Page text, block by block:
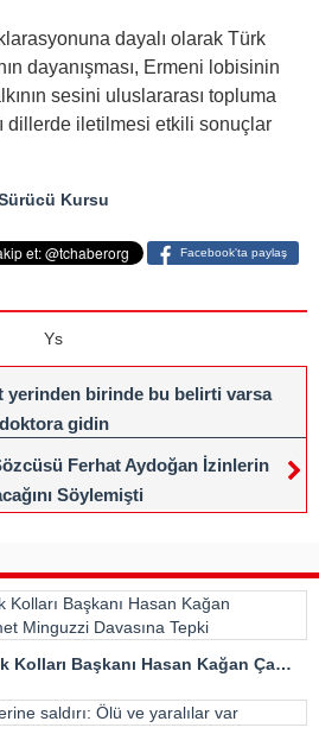
dayalı olarak Türk
dayanışması, Ermeni lobisinin
sesini uluslararası topluma
dillerde iletilmesi etkili sonuçlar
Kursu
Facebook'ta paylaş
Ys
yerinden birinde bu belirti varsa
doktora gidin
Ferhat Aydoğan İzinlerin
Söylemişti
İYİ Parti Trabzon Gençlik Kolları Başkanı Hasan Kağan Çakıroğlu’ndan Mattia Ahmet Minguzzi Davasına Tepki